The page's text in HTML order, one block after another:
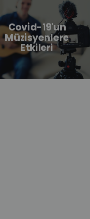
Covid-19'un
Müzisyenlere
Etkileri